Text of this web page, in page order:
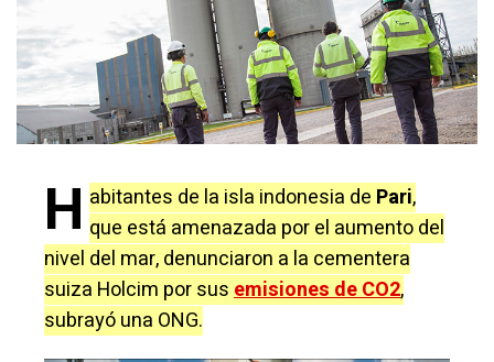
H abitantes de la isla indonesia de Pari,
que está amenazada por el aumento del
nivel del mar, denunciaron a la cementera
suiza Holcim por susemisiones de CO2,
subrayó una ONG.